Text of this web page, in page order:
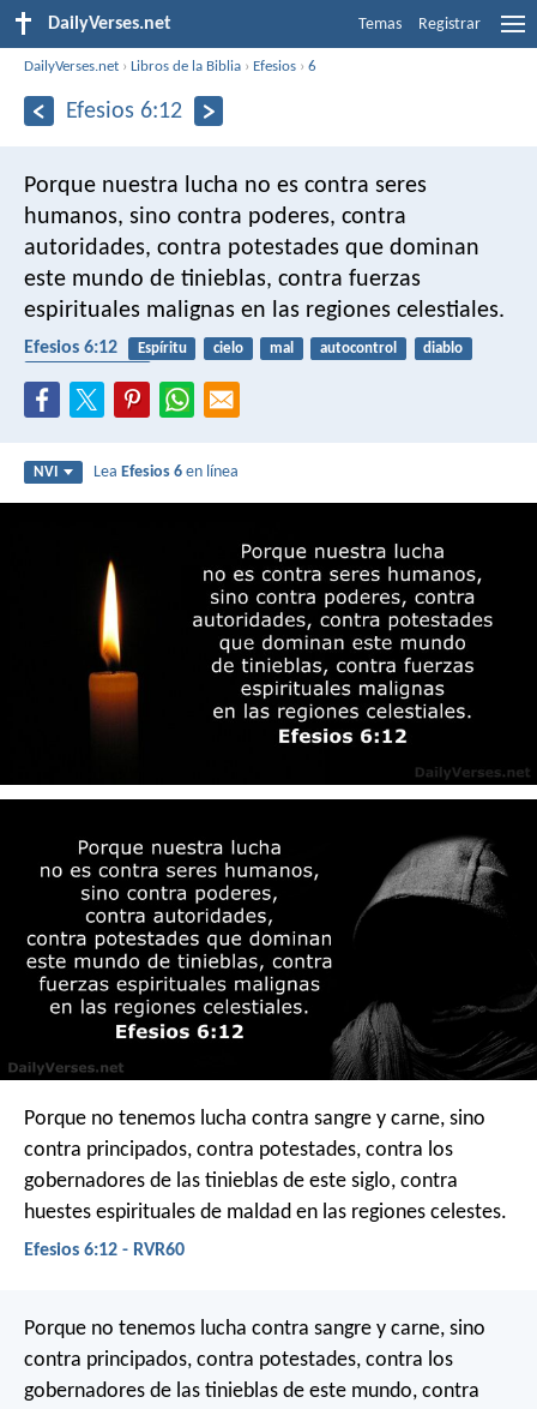
DailyVerses.net Temas Registrar
DailyVerses.net ›Libros de la Biblia › Efesios ›6
Efesios 6:12
Porque nuestra lucha no es contra seres
humanos, sino contra poderes, contra
autoridades, contra potestades que dominan
este mundo de tinieblas, contra fuerzas
espirituales malignas en las regiones celestiales.
Efesios 6:12 Espíritu cielo mal autocontrol
diablo
NVI LeaEfesios 6 en línea
Porque no tenemos lucha contra sangre y carne, sino
contra principados, contra potestades, contra los
gobernadores de las tinieblas de este siglo, contra
huestes espirituales de maldad en las regiones celestes.
Efesios 6:12 - RVR60
Porque no tenemos lucha contra sangre y carne, sino
contra principados, contra potestades, contra los
gobernadores de las tinieblas de este mundo, contra